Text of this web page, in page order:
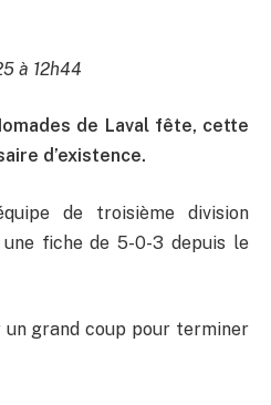
à 12h44
de Laval fête, cette
d’existence.
de troisième division
fiche de 5-0-3 depuis le
un grand coup pour terminer